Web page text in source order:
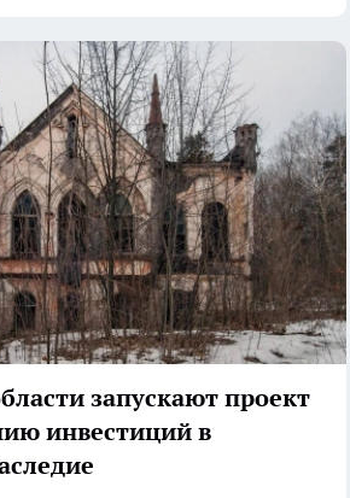
запускают проект
инвестиций в